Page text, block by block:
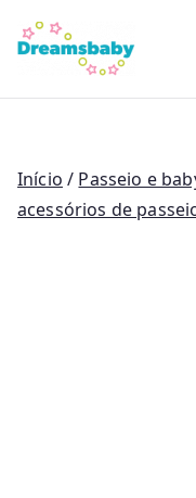
para
conteúdo
Início / Passeio e
acessórios de